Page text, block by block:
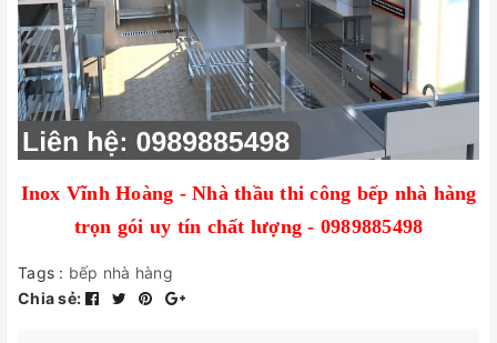
Inox Vĩnh Hoàng - Nhà thầu thi công bếp nhà hàng
trọn gói uy tín chất lượng - 0989885498
Tags : bếp nhà hàng
Chia sẻ: